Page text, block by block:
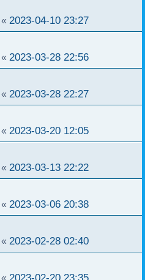
« 2023-04-10 23:27
« 2023-03-28 22:56
« 2023-03-28 22:27
« 2023-03-20 12:05
« 2023-03-13 22:22
« 2023-03-06 20:38
« 2023-02-28 02:40